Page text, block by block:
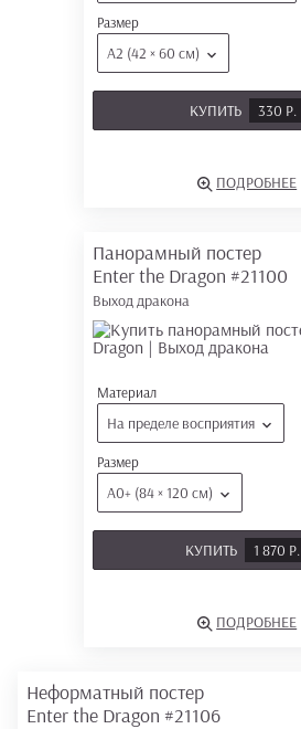
Размер
А2 (42 × 60 см)
КУПИТЬ 330 Р.
ПОДРОБНЕЕ
Панорамный постер
Enter the Dragon #21100
Выход дракона
Материал
На пределе восприятия
Размер
А0+ (84 × 120 см)
КУПИТЬ 1 870 Р.
ПОДРОБНЕЕ
Неформатный постер
Enter the Dragon #21106